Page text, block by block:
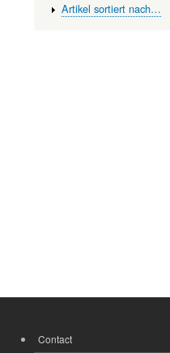
Artikel sortiert nach…
FOOTER
Contact